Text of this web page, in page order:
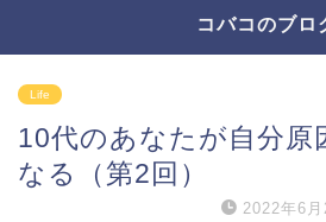
コバコのブロ
Life
10代のあなたが自分原
なる（第2回）
2022年6月